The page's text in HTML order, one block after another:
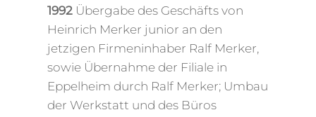
1992Übergabe des Geschäfts von
Heinrich Merker junior an den
jetzigen Firmeninhaber Ralf Merker,
sowie Übernahme der Filiale in
Eppelheim durch Ralf Merker; Umbau
der Werkstatt und des Büros